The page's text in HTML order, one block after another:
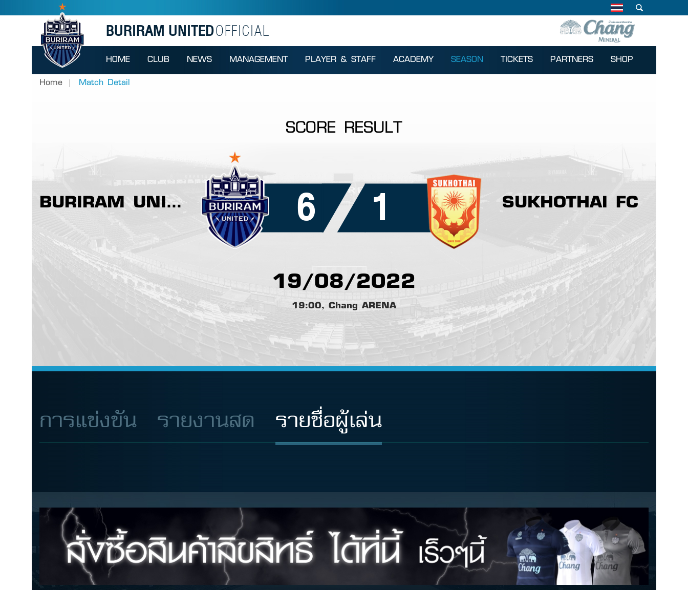
BURIRAM UNITEDOFFICIAL
HOME CLUB NEWS MANAGEMENT PLAYER & STAFF ACADEMY SEASON TICKETS PARTNERS
SHOP
Home
Match Detail
SCORE RESULT
BURIRAM UNITED 6 1 SUKHOTHAI FC
19/08/2022
19:00, Chang ARENA
การแข่งขัน รายงานสด รายชื่อผู้เล่น